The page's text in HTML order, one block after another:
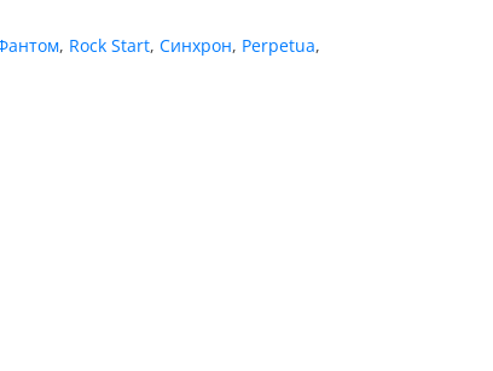
, Rock Start, Синхрон, Perpetua,